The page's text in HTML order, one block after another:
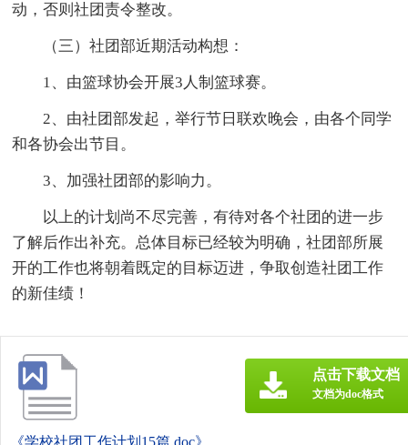
动，否则社团责令整改。
（三）社团部近期活动构想：
1、由篮球协会开展3人制篮球赛。
2、由社团部发起，举行节日联欢晚会，由各个同学
和各协会出节目。
3、加强社团部的影响力。
以上的计划尚不尽完善，有待对各个社团的进一步
了解后作出补充。总体目标已经较为明确，社团部所展
开的工作也将朝着既定的目标迈进，争取创造社团工作
的新佳绩！
点击下载文档
文档为doc格式